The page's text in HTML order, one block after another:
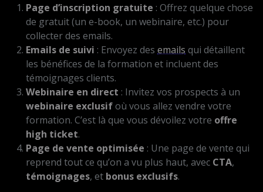
Page d’inscription gratuite : Offrez quelque chose
de gratuit (un e-book, un webinaire, etc.) pour
collecter des emails.
Emails de suivi : Envoyez des emails qui détaillent
les bénéfices de la formation et incluent des
témoignages clients.
Webinaire en direct : Invitez vos prospects à un
webinaire exclusifoù vous allez vendre votre
formation. C’est là que vous dévoilez votre offre
high ticket.
Page de vente optimisée : Une page de vente qui
reprend tout ce qu’on a vu plus haut, avec CTA,
témoignages, et bonus exclusifs.